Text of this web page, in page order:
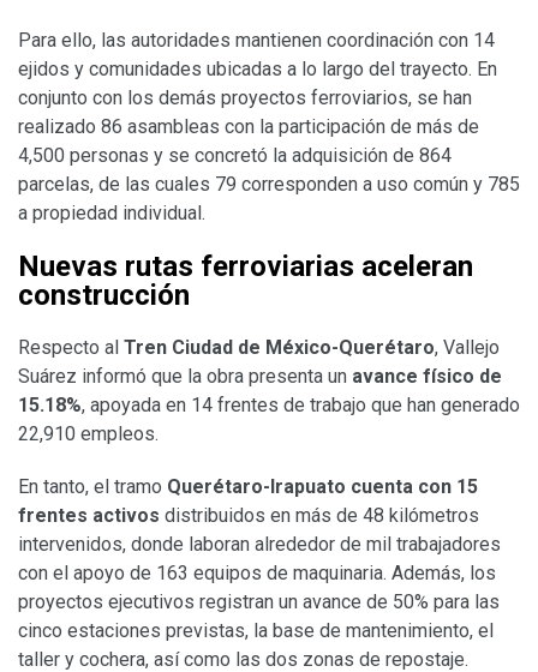
Para ello, las autoridades mantienen coordinación con 14
ejidos y comunidades ubicadas a lo largo del trayecto. En
conjunto con los demás proyectos ferroviarios, se han
realizado 86 asambleas con la participación de más de
4,500 personas y se concretó la adquisición de 864
parcelas, de las cuales 79 corresponden a uso común y 785
a propiedad individual.
Nuevas rutas ferroviarias aceleran
construcción
Respecto al Tren Ciudad de México-Querétaro, Vallejo
Suárez informó que la obra presenta un avance físico de
15.18%, apoyada en 14 frentes de trabajo que han generado
22,910 empleos.
En tanto, el tramo Querétaro-Irapuato cuenta con 15
frentes activos distribuidos en más de 48 kilómetros
intervenidos, donde laboran alrededor de mil trabajadores
con el apoyo de 163 equipos de maquinaria. Además, los
proyectos ejecutivos registran un avance de 50% para las
cinco estaciones previstas, la base de mantenimiento, el
taller y cochera, así como las dos zonas de repostaje.